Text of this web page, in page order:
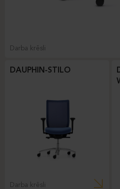
Darba krēsli
DAUPHIN-STILO
Darba krēsli